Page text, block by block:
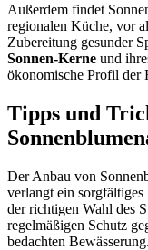
Außerdem findet
regionalen Küche, vor
Zubereitung gesunder
Sonnen-Kerne und
ökonomische Profil der
Tipps und
Der Anbau von
verlangt ein
der richtigen Wahl des
regelmäßigen Schutz
bedachten Bewässerung.